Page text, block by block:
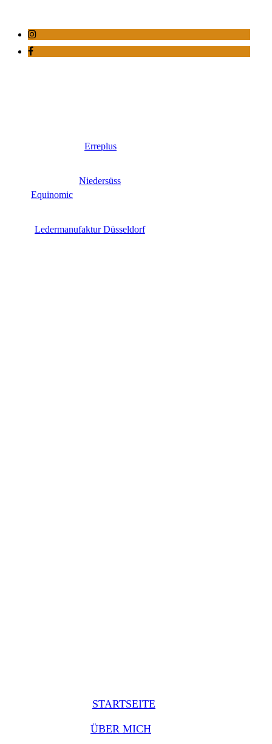
Erreplus
Niedersüss
Equinomic
Ledermanufaktur Düsseldorf
STARTSEITE
ÜBER MICH